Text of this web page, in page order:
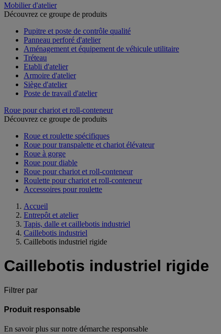
Mobilier d'atelier
Découvrez ce groupe de produits
Pupitre et poste de contrôle qualité
Panneau perforé d'atelier
Aménagement et équipement de véhicule utilitaire
Tréteau
Etabli d'atelier
Armoire d'atelier
Siège d'atelier
Poste de travail d'atelier
Roue pour chariot et roll-conteneur
Découvrez ce groupe de produits
Roue et roulette spécifiques
Roue pour transpalette et chariot élévateur
Roue à gorge
Roue pour diable
Roue pour chariot et roll-conteneur
Roulette pour chariot et roll-conteneur
Accessoires pour roulette
Accueil
Entrepôt et atelier
Tapis, dalle et caillebotis industriel
Caillebotis industriel
Caillebotis industriel rigide
Caillebotis industriel rigide
Filtrer par
Produit responsable
En savoir plus sur notre démarche responsable